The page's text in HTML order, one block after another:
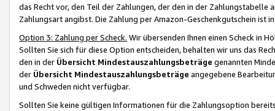
das Recht vor, den Teil der Zahlungen, der den in der
Zahlungsart angibst. Die Zahlung per Amazon-Geschenkgutschein ist
Option 3: Zahlung per Scheck. Wir übersenden Ihnen einen Scheck in
Sollten Sie sich für diese Option entscheiden, behalten wir uns das
den in der Übersicht Mindestauszahlungsbeträge genannten
der Übersicht Mindestauszahlungsbeträge angegebene
und Schweden nicht verfügbar.
Sollten Sie keine gültigen Informationen für die Zahlungsoption